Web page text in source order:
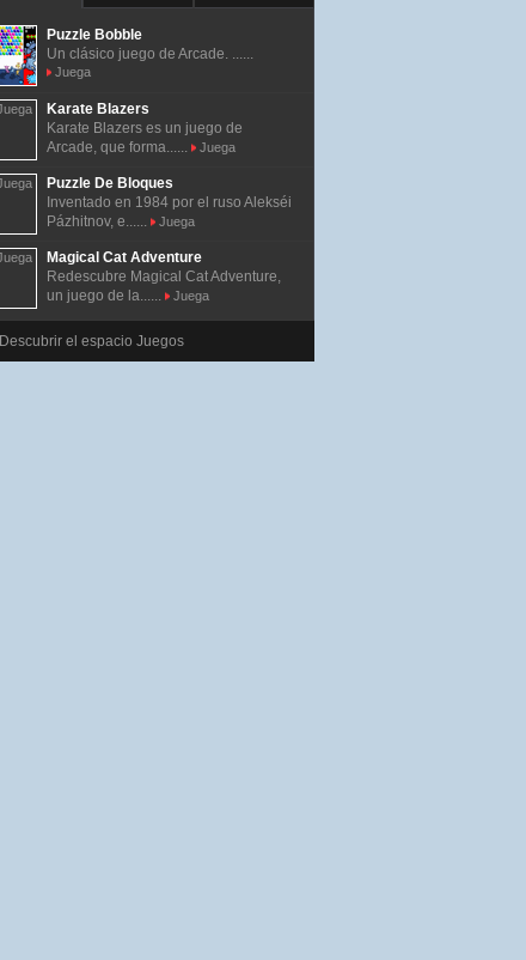
Puzzle Bobble
Un clásico juego de Arcade. ......
Juega
Karate Blazers
Karate Blazers es un juego de
Arcade, que forma......
Juega
Puzzle De Bloques
Inventado en 1984 por el ruso Alekséi
Pázhitnov, e......
Juega
Magical Cat Adventure
Redescubre Magical Cat Adventure,
un juego de la......
Juega
Descubrir el espacio Juegos